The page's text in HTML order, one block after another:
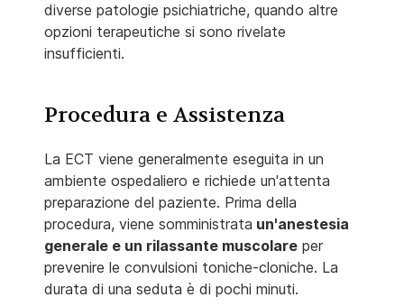
diverse patologie psichiatriche, quando altre
opzioni terapeutiche si sono rivelate
insufficienti.
Procedura e Assistenza
La ECT viene generalmente eseguita in un
ambiente ospedaliero e richiede un'attenta
preparazione del paziente. Prima della
procedura, viene somministrata un'anestesia
generale e un rilassante muscolare per
prevenire le convulsioni toniche-cloniche. La
durata di una seduta è di pochi minuti.